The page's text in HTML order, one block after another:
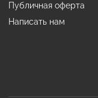
Публичная оферта
Написать нам